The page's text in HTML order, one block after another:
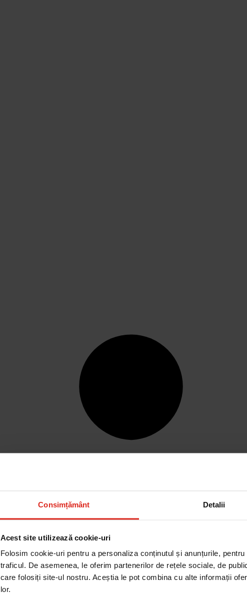
Consimțământ Detalii
Acest site utilizează cookie-uri
Folosim cookie-uri pentru a personaliza conținutul și anunțurile,
traficul. De asemenea, le oferim partenerilor de rețele sociale, de
care folosiți site-ul nostru. Aceștia le pot combina cu alte informații
lor.